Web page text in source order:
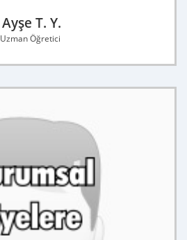
Ayşe T. Y.
Uzman Öğretici